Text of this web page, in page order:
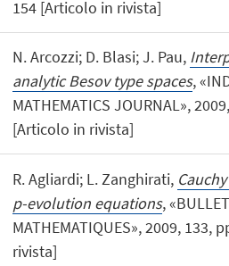
154 [Articolo in rivista]
N. Arcozzi; D. Blasi; J. Pau,
analytic Besov type spaces,
MATHEMATICS JOURNAL»,
[Articolo in rivista]
R. Agliardi; L. Zanghirati,
p-evolution equations,
MATHEMATIQUES», 2009, 133,
rivista]